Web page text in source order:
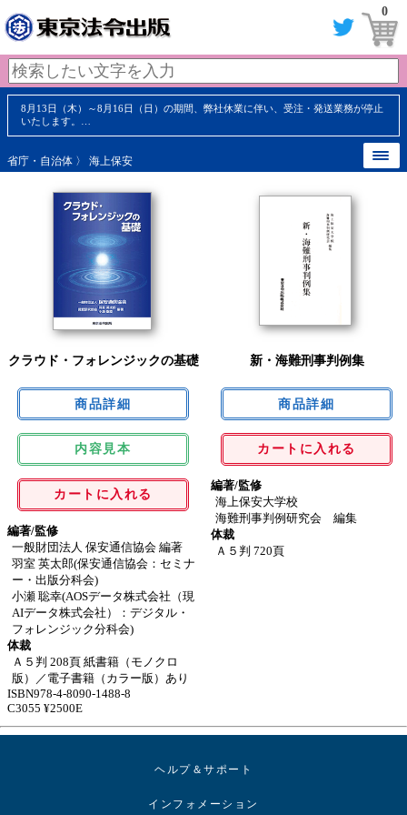
0
8月13日（木）～8月16日（日）の期間、弊社休業に伴い、受注・発送業務が停止
いたします。…
省庁・自治体 〉 海上保安
クラウド・フォレンジックの基礎
内容見本
カートに入れる
編著/監修
一般財団法人 保安通信協会 編著
羽室 英太郎(保安通信協会：セミナ
ー・出版分科会)
小瀬 聡幸(AOSデータ株式会社（現
AIデータ株式会社）：デジタル・
フォレンジック分科会)
体裁
Ａ５判 208頁 紙書籍（モノクロ
版）／電子書籍（カラー版）あり
ISBN978-4-8090-1488-8
C3055 ¥2500E
新・海難刑事判例集
カートに入れる
編著/監修
海上保安大学校
海難刑事判例研究会 編集
体裁
Ａ５判 720頁
ヘルプ＆サポート
インフォメーション